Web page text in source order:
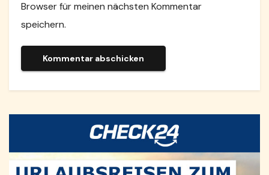
Browser für meinen nächsten Kommentar
speichern.